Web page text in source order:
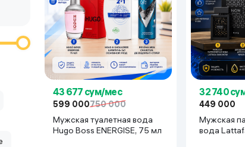
Очки виртуальной реальности
Умные очки
43 677 сум/мес
599 000750 000
Мужская туалетная вода
Hugo Boss ENERGISE, 75 мл
32 740
449 000
Мужская
вода